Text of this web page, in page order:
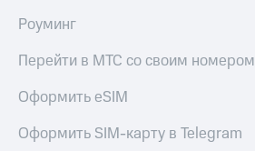
Роуминг
Перейти в МТС со своим номером
Оформить eSIM
Оформить SIM-карту в Telegram